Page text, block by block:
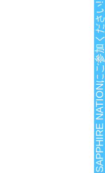
SAPPHIRE NATIONにご参加ください!